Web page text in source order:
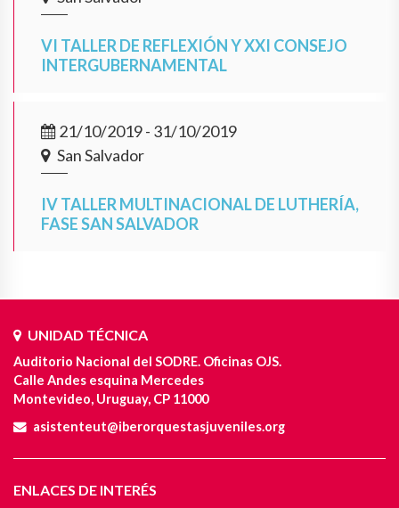
VI TALLER DE REFLEXIÓN Y XXI CONSEJO
INTERGUBERNAMENTAL
21/10/2019 - 31/10/2019
San Salvador
IV TALLER MULTINACIONAL DE LUTHERÍA,
FASE SAN SALVADOR
UNIDAD TÉCNICA
Auditorio Nacional del SODRE. Oficinas OJS.
Calle Andes esquina Mercedes
Montevideo, Uruguay, CP 11000
asistenteut@iberorquestasjuveniles.org
ENLACES DE INTERÉS